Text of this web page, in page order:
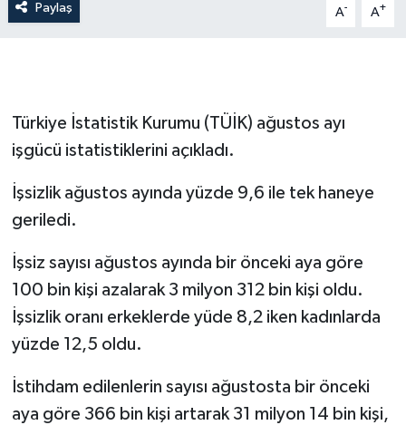
Paylaş A- A+
Türkiye İstatistik Kurumu (TÜİK) ağustos ayı
işgücü istatistiklerini açıkladı.
İşsizlik ağustos ayında yüzde 9,6 ile tek haneye
geriledi.
İşsiz sayısı ağustos ayında bir önceki aya göre
100 bin kişi azalarak 3 milyon 312 bin kişi oldu.
İşsizlik oranı erkeklerde yüde 8,2 iken kadınlarda
yüzde 12,5 oldu.
İstihdam edilenlerin sayısı ağustosta bir önceki
aya göre 366 bin kişi artarak 31 milyon 14 bin kişi,
MEDYA
ÜÇÜNCÜ SAYFA
BİLİMNET
Yemek
SİVİL TOPLUM
SEÇİM 2014